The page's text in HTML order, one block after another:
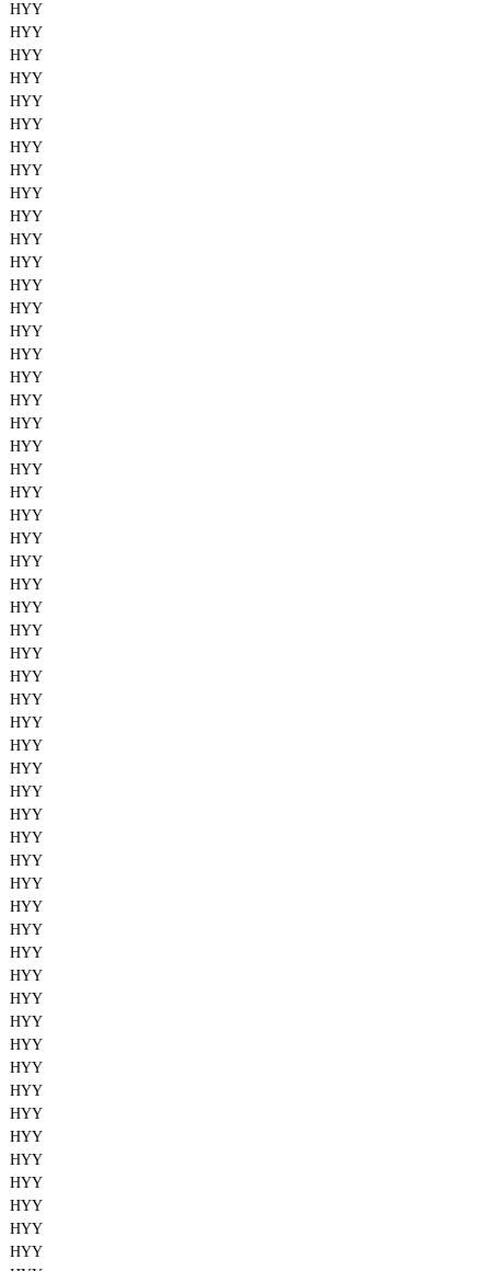
HYY
HYY
HYY
HYY
HYY
HYY
HYY
HYY
HYY
HYY
HYY
HYY
HYY
HYY
HYY
HYY
HYY
HYY
HYY
HYY
HYY
HYY
HYY
HYY
HYY
HYY
HYY
HYY
HYY
HYY
HYY
HYY
HYY
HYY
HYY
HYY
HYY
HYY
HYY
HYY
HYY
HYY
HYY
HYY
HYY
HYY
HYY
HYY
HYY
HYY
HYY
HYY
HYY
HYY
HYY